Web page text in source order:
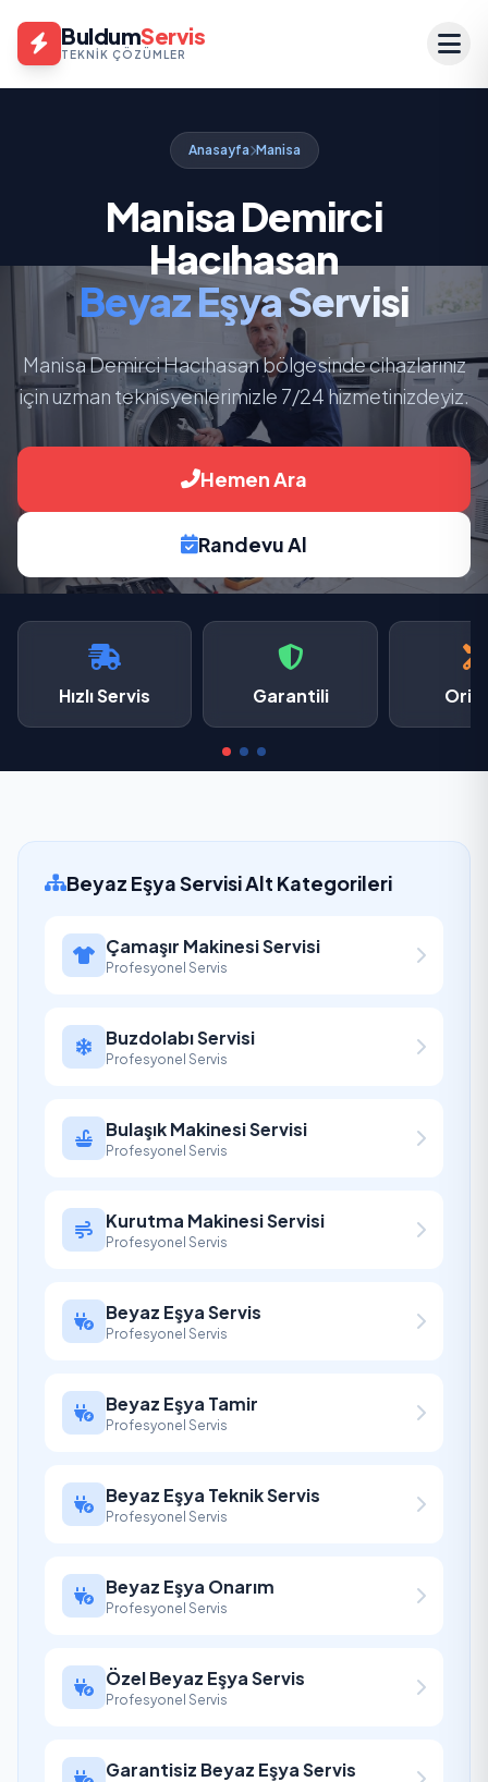
BuldumServis
TEKNIK ÇÖZÜMLER
Anasayfa Manisa
Manisa Demirci
Hacıhasan
Beyaz Eşya Servisi
Manisa Demirci Hacıhasan bölgesinde cihazlarınız
için uzman teknisyenlerimizle 7/24 hizmetinizdeyiz.
Hemen Ara
Randevu Al
Hızlı Servis Garantili
Beyaz Eşya Servisi Alt Kategorileri
Çamaşır Makinesi Servisi
Profesyonel Servis
Buzdolabı Servisi
Profesyonel Servis
Bulaşık Makinesi Servisi
Profesyonel Servis
Kurutma Makinesi Servisi
Profesyonel Servis
Beyaz Eşya Servis
Profesyonel Servis
Beyaz Eşya Tamir
Profesyonel Servis
Beyaz Eşya Teknik Servis
Profesyonel Servis
Beyaz Eşya Onarım
Profesyonel Servis
Özel Beyaz Eşya Servis
Profesyonel Servis
Garantisiz Beyaz Eşya Servis